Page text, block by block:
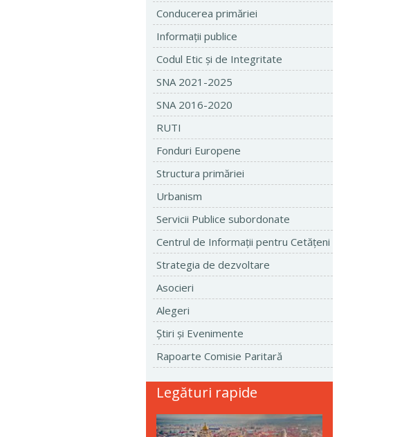
Conducerea primăriei
Informaţii publice
Codul Etic şi de Integritate
SNA 2021-2025
SNA 2016-2020
RUTI
Fonduri Europene
Structura primăriei
Urbanism
Servicii Publice subordonate
Centrul de Informaţii pentru Cetăţeni
Strategia de dezvoltare
Asocieri
Alegeri
Ştiri şi Evenimente
Rapoarte Comisie Paritară
Legături rapide